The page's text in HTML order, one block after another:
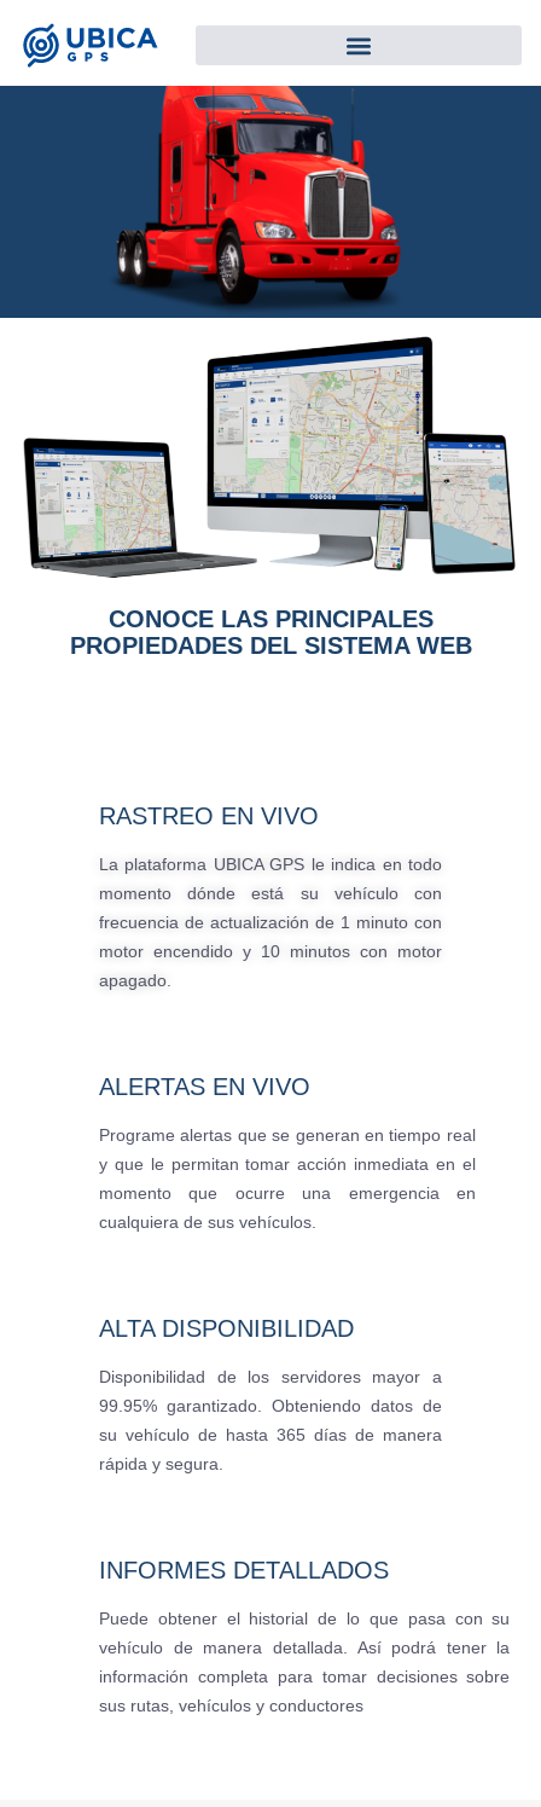
CONOCE LAS PRINCIPALES
PROPIEDADES DEL SISTEMA WEB
RASTREO EN VIVO
La plataforma UBICA GPS le indica en todo
momento dónde está su vehículo con
frecuencia de actualización de 1 minuto con
motor encendido y 10 minutos con motor
apagado.
ALERTAS EN VIVO
Programe alertas que se generan en tiempo real
y que le permitan tomar acción inmediata en el
momento que ocurre una emergencia en
cualquiera de sus vehículos.
ALTA DISPONIBILIDAD
Disponibilidad de los servidores mayor a
99.95% garantizado. Obteniendo datos de
su vehículo de hasta 365 días de manera
rápida y segura.
INFORMES DETALLADOS
Puede obtener el historial de lo que pasa con su
vehículo de manera detallada. Así podrá tener la
información completa para tomar decisiones sobre
sus rutas, vehículos y conductores